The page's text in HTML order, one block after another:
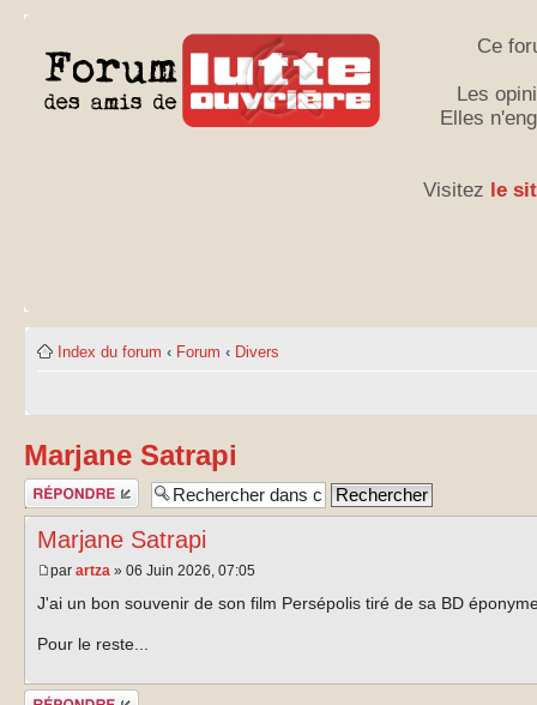
Ce
Les
Elles
Visitez le
Index du forum ‹ Forum ‹ Divers
Marjane Satrapi
Publier une
réponse
Marjane Satrapi
par artza » 06 Juin 2026, 07:05
J'ai un bon souvenir de son film Persépolis tiré de sa BD
Pour le reste...
Publier une